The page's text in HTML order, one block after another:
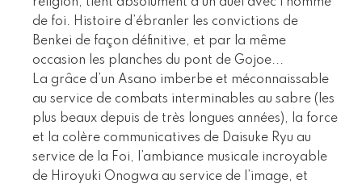
de foi. Histoire d’ébranler les convictions de
Benkei de façon définitive, et par la même
occasion les planches du pont de Gojoe...
La grâce d’un Asano imberbe et méconnaissable
au service de combats interminables au sabre (les
plus beaux depuis de très longues années), la force
et la colère communicatives de Daisuke Ryu au
service de la Foi, l’ambiance musicale incroyable
de Hiroyuki Onogwa au service de l’image, et